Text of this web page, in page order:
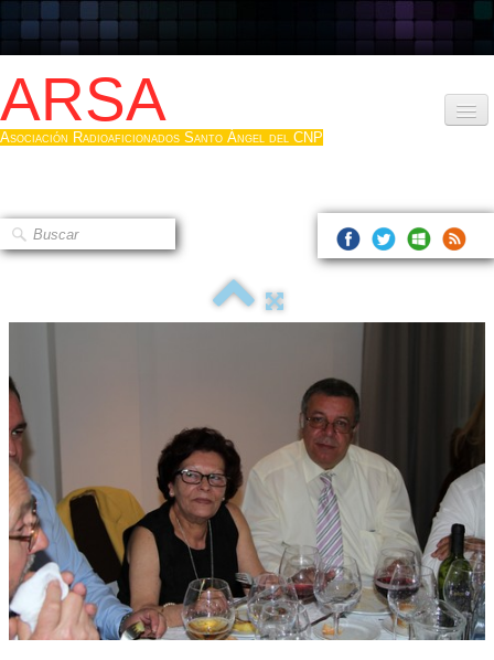
ARSA
Asociación Radioaficionados Santo Ángel del CNP
Que es la ARSA
Hacerse socio
Fotos
Sistemas Digitales
Noticias de interés
Contacto